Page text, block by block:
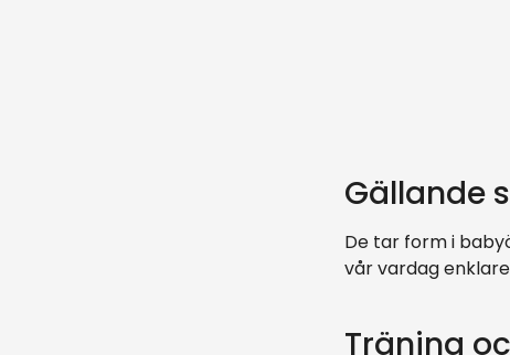
Gällande
De tar form i
vår vardag
Träning